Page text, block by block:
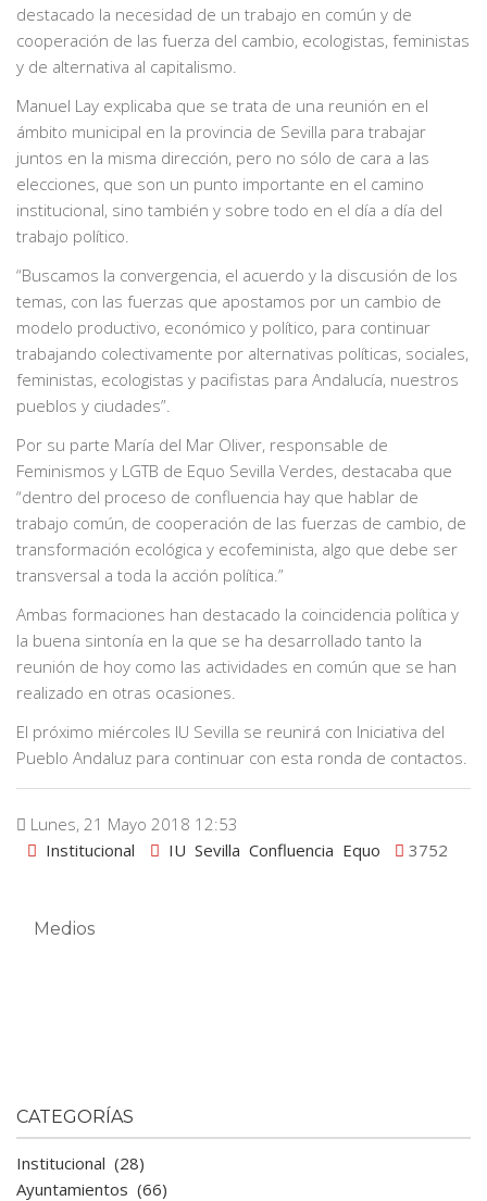
destacado la necesidad de un trabajo en común y de
cooperación de las fuerza del cambio, ecologistas, feministas
y de alternativa al capitalismo.
Manuel Lay explicaba que se trata de una reunión en el
ámbito municipal en la provincia de Sevilla para trabajar
juntos en la misma dirección, pero no sólo de cara a las
elecciones, que son un punto importante en el camino
institucional, sino también y sobre todo en el día a día del
trabajo político.
“Buscamos la convergencia, el acuerdo y la discusión de los
temas, con las fuerzas que apostamos por un cambio de
modelo productivo, económico y político, para continuar
trabajando colectivamente por alternativas políticas, sociales,
feministas, ecologistas y pacifistas para Andalucía, nuestros
pueblos y ciudades”.
Por su parte María del Mar Oliver, responsable de
Feminismos y LGTB de Equo Sevilla Verdes, destacaba que
“dentro del proceso de confluencia hay que hablar de
trabajo común, de cooperación de las fuerzas de cambio, de
transformación ecológica y ecofeminista, algo que debe ser
transversal a toda la acción política.”
Ambas formaciones han destacado la coincidencia política y
la buena sintonía en la que se ha desarrollado tanto la
reunión de hoy como las actividades en común que se han
realizado en otras ocasiones.
El próximo miércoles IU Sevilla se reunirá con Iniciativa del
Pueblo Andaluz para continuar con esta ronda de contactos.
Lunes, 21 Mayo 2018 12:53
Institucional
IU Sevilla Confluencia Equo 3752
Medios
CATEGORÍAS
Institucional (28)
Ayuntamientos (66)